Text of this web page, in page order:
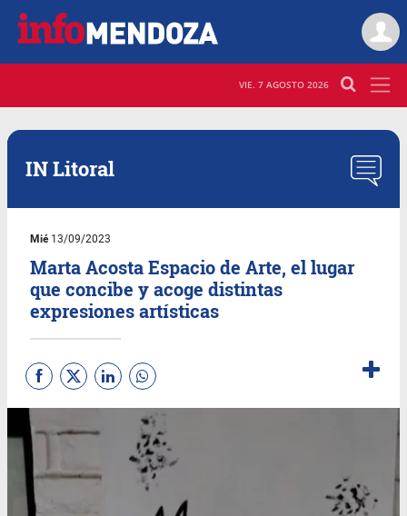
VIE. 7 AGOSTO 2026
IN Litoral
Mié13/09/2023
Marta Acosta Espacio de Arte, el lugar
que concibe y acoge distintas
expresiones artísticas